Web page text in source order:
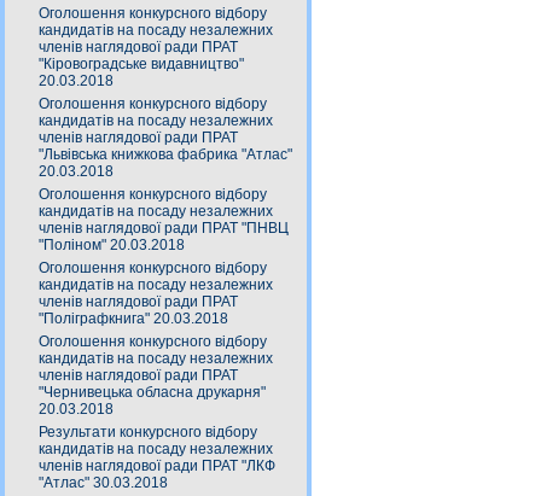
Оголошення конкурсного відбору
кандидатів на посаду незалежних
членів наглядової ради ПРАТ
"Кіровоградське видавництво"
20.03.2018
Оголошення конкурсного відбору
кандидатів на посаду незалежних
членів наглядової ради ПРАТ
"Львівська книжкова фабрика "Атлас"
20.03.2018
Оголошення конкурсного відбору
кандидатів на посаду незалежних
членів наглядової ради ПРАТ "ПНВЦ
"Поліном" 20.03.2018
Оголошення конкурсного відбору
кандидатів на посаду незалежних
членів наглядової ради ПРАТ
"Поліграфкнига" 20.03.2018
Оголошення конкурсного відбору
кандидатів на посаду незалежних
членів наглядової ради ПРАТ
"Чернивецька обласна друкарня"
20.03.2018
Результати конкурсного відбору
кандидатів на посаду незалежних
членів наглядової ради ПРАТ "ЛКФ
"Атлас" 30.03.2018